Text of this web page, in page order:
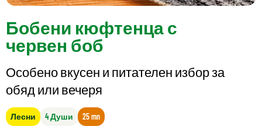
Бобени кюфтенца с
червен боб
Особено вкусен и питателен избор за
обяд или вечеря
Лесни 4 Души 25 mn